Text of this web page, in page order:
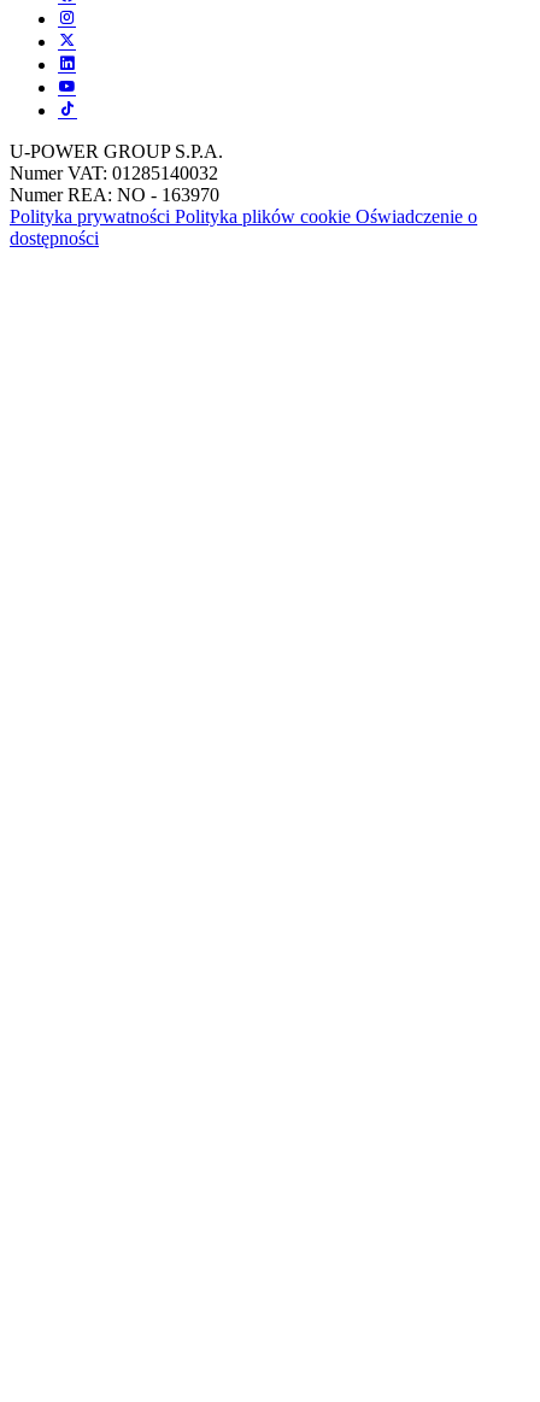
Polityka prywatności Polityka plików cookie Oświadczenie o
dostępności
U-POWER GROUP S.P.A.
Numer VAT: 01285140032
Numer REA: NO - 163970